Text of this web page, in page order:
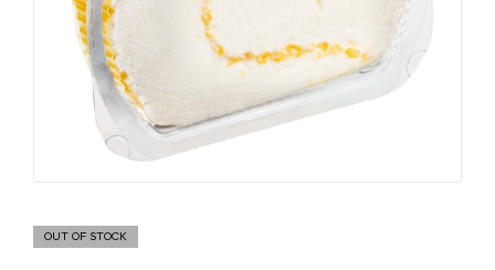
OUT OF STOCK